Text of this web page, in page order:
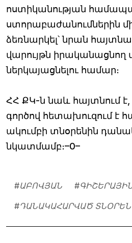
ոստիկանության
ստորաբաժանումներին
ձեռնարկել՝ նրան
վարույթն իրականացնող
ներկայացնելու համար։
ՀՀ ՔԿ-ն նաև հայտնում
գործով հետախուզում է
ակումբի տնօրենին
նկատմամբ։–0–
#ԱԲՈՎՅԱՆ #
#ԴԱՆԱԿԱՀԱՐՎԱԾ ՏՆՕՐԵՆ